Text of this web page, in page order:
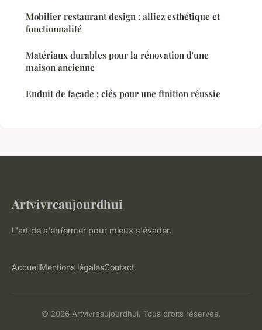
Mobilier restaurant design : alliez esthétique et
fonctionnalité
Matériaux durables pour la rénovation d'une
maison ancienne
Enduit de façade : clés pour une finition réussie
Artvivreaujourdhui
L'art de s'enfermer pour mieux s'évader.
AccueilMentions légalesContact
© 2026 Artvivreaujourdhui. Tous droits réservés.